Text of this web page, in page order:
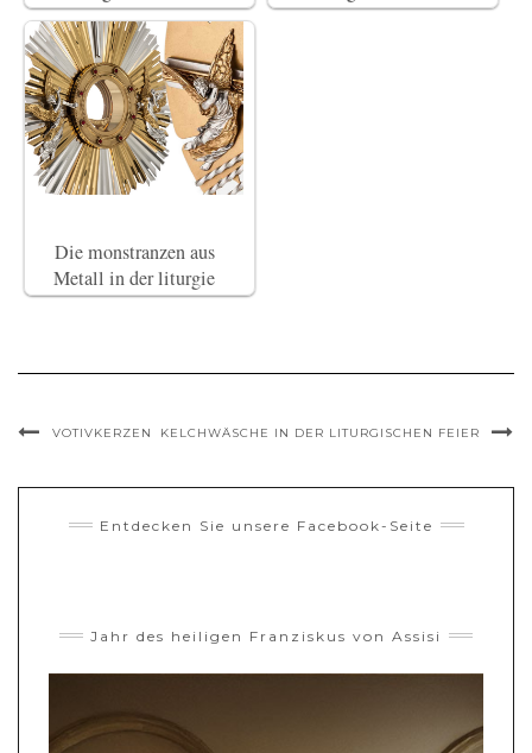
Die monstranzen aus
Metall in der liturgie
VOTIVKERZEN KELCHWÄSCHE IN DER LITURGISCHEN FEIER
Entdecken Sie unsere Facebook-Seite
Jahr des heiligen Franziskus von Assisi